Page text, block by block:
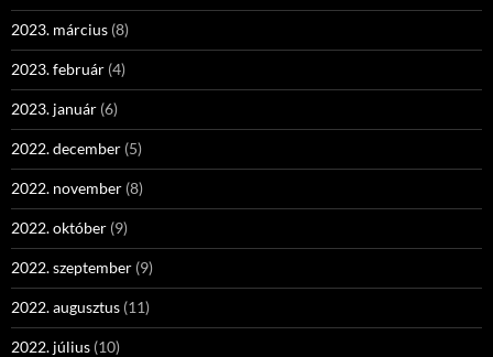
2023. március (8)
2023. február (4)
2023. január (6)
2022. december (5)
2022. november (8)
2022. október (9)
2022. szeptember (9)
2022. augusztus (11)
2022. július (10)